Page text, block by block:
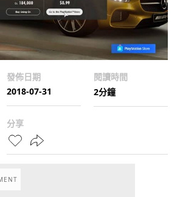
發佈日期
2018-07-31
閱讀時間
2分鐘
分享